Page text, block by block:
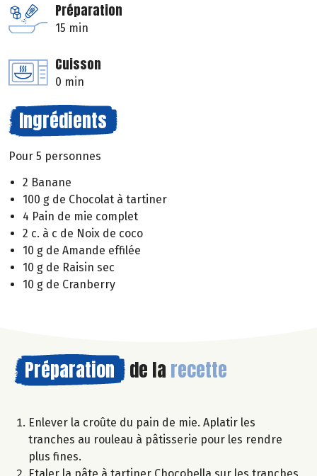
Préparation
15 min
Cuisson
0 min
Ingrédients
Pour 5 personnes
2 Banane
100 g de Chocolat à tartiner
4 Pain de mie complet
2 c. à c de Noix de coco
10 g de Amande effilée
10 g de Raisin sec
10 g de Cranberry
Préparation de la recette
Enlever la croûte du pain de mie. Aplatir les
tranches au rouleau à pâtisserie pour les rendre
plus fines.